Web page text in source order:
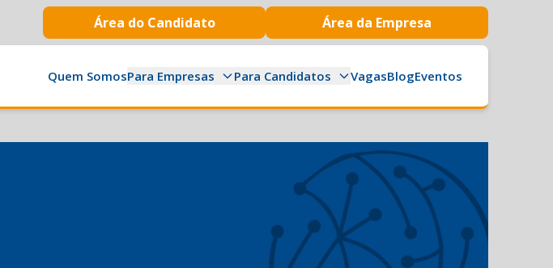
Área do Candidato Área da Empresa
Quem SomosPara Empresas Para Candidatos VagasBlogEventos